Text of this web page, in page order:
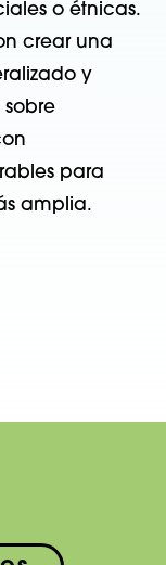
o étnicas.
crear una
y
para
amplia.